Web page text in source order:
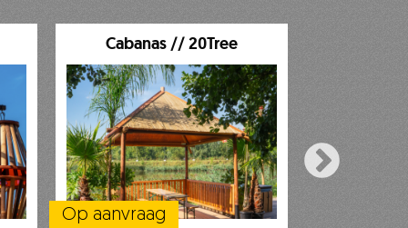
Cabanas // 20Tree
Op aanvraag